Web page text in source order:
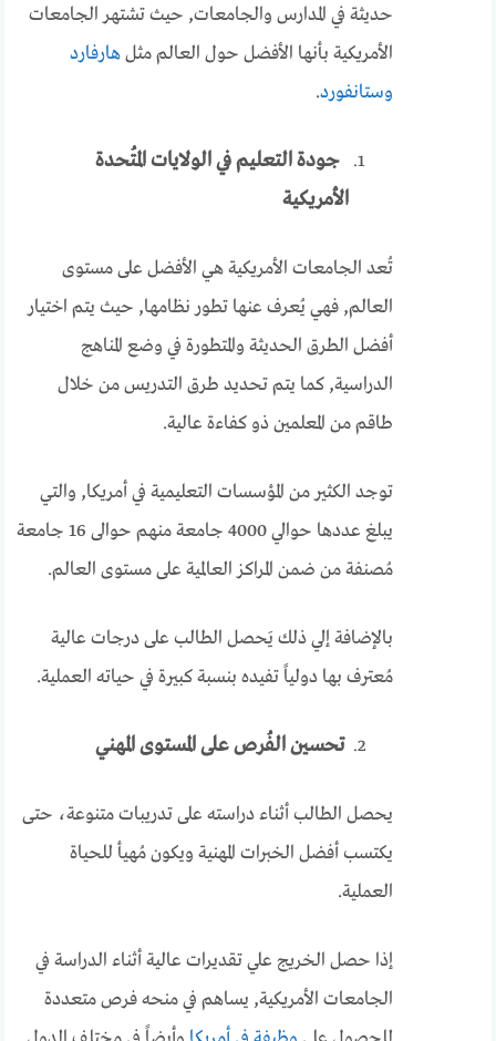
حديثة في المدارس والجامعات, حيث تشتهر الجامعات
الأمريكية بأنها الأفضل حول العالم مثلهارفارد
وستانفورد.
جودة التعليم في الولايات المُتحدة
الأمريكية
تُعد الجامعات الأمريكية هي الأفضل على مستوى
العالم, فهي يُعرف عنها تطور نظامها, حيث يتم اختيار
أفضل الطرق الحديثة والمتطورة في وضع المناهج
الدراسية, كما يتم تحديد طرق التدريس من خلال
طاقم من المعلمين ذو كفاءة عالية.
توجد الكثير من المؤسسات التعليمية في أمريكا, والتي
يبلغ عددها حوالي 4000 جامعة منهم حوالى 16 جامعة
مُصنفة من ضمن المراكز العالمية على مستوى العالم.
بالإضافة إلي ذلك يَحصل الطالب على درجات عالية
مُعترف بها دولياً تفيده بنسبة كبيرة في حياته العملية.
تحسين الفُرص على المستوى المهني
يحصل الطالب أثناء دراسته على تدريبات متنوعة، حتى
يكتسب أفضل الخبرات المهنية ويكون مُهيأ للحياة
العملية.
إذا حصل الخريج علي تقديرات عالية أثناء الدراسة في
الجامعات الأمريكية, يساهم في منحه فرص متعددة